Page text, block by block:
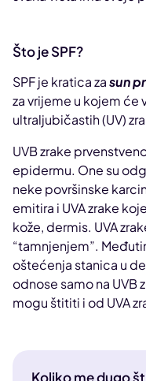
Što je SPF?
SPF je kratica zasun
za vrijeme u kojem će
ultraljubičastih (UV)
UVB zrake
epidermu. One su
neke površinske
emitira i UVA zrake
kože, dermis. UVA
“tamnjenjem”.
oštećenja stanica u
odnose samo na UVB
mogu štititi i od UVA
Koliko me dugo